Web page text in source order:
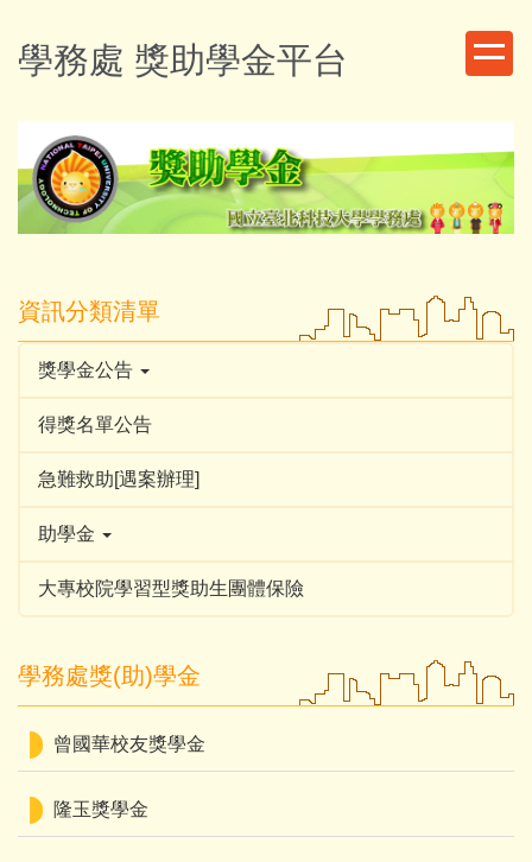
到
主
區
學務處 獎助學金平台
資訊分類清單
獎學金公告
得獎名單公告
急難救助[遇案辦理]
助學金
大專校院學習型獎助生團體保險
學務處獎(助)學金
曾國華校友獎學金
隆玉獎學金